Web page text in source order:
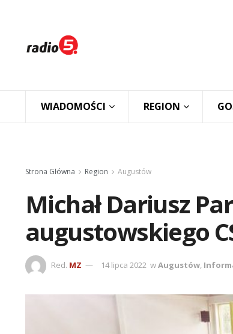
WIADOMOŚCI REGION
Strona Główna Region Augustów
Michał Dariusz
augustowskiego
Red. MZ 14 lipca 2022 wAugustów,